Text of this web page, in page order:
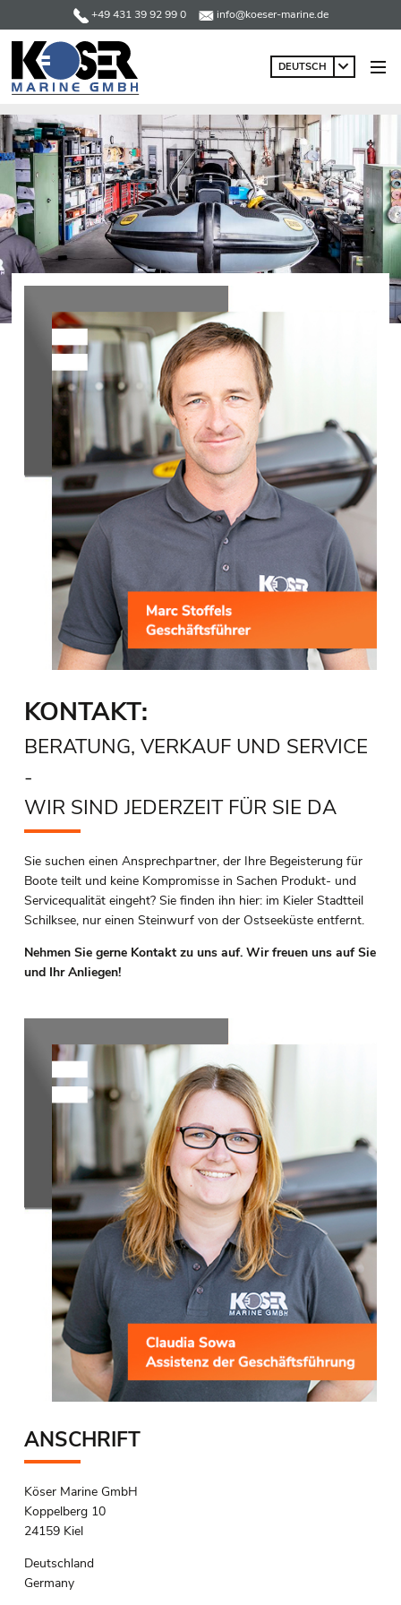
+49 431 39 92 99 0 info@koeser-marine.de
DEUTSCH
KONTAKT:
BERATUNG, VERKAUF UND SERVICE
-
WIR SIND JEDERZEIT FÜR SIE DA
Sie suchen einen Ansprechpartner, der Ihre Begeisterung für
Boote teilt und keine Kompromisse in Sachen Produkt- und
Servicequalität eingeht? Sie finden ihn hier: im Kieler Stadtteil
Schilksee, nur einen Steinwurf von der Ostseeküste entfernt.
Nehmen Sie gerne Kontakt zu uns auf. Wir freuen uns auf Sie
und Ihr Anliegen!
ANSCHRIFT
Köser Marine GmbH
Koppelberg 10
24159 Kiel
Deutschland
Germany